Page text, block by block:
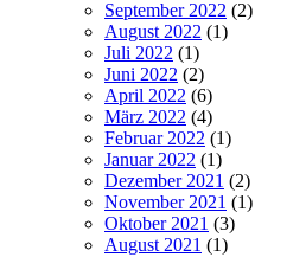
September 2022 (2)
August 2022 (1)
Juli 2022 (1)
Juni 2022 (2)
April 2022 (6)
März 2022 (4)
Februar 2022 (1)
Januar 2022 (1)
Dezember 2021 (2)
November 2021 (1)
Oktober 2021 (3)
August 2021 (1)